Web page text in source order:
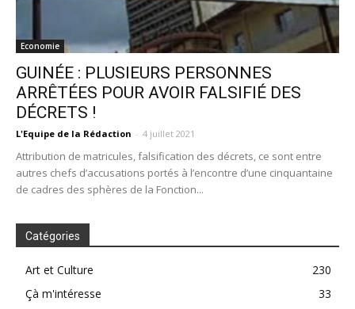
Economie
GUINÉE : PLUSIEURS PERSONNES
ARRÊTÉES POUR AVOIR FALSIFIÉ DES
DÉCRETS !
L'Equipe de la Rédaction - 4 juillet 2021
Attribution de matricules, falsification des décrets, ce sont entre
autres chefs d’accusations portés à l’encontre d’une cinquantaine
de cadres des sphères de la Fonction...
Catégories
Art et Culture
230
Çà m'intéresse
33